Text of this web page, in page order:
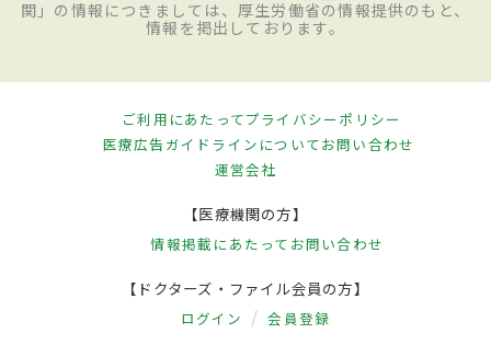
関」の情報につきましては、厚生労働省の情報提供のもと、
情報を掲出しております。
ご利用にあたってプライバシーポリシー
医療広告ガイドラインについてお問い合わせ
運営会社
【医療機関の方】
情報掲載にあたって お問い合わせ
【ドクターズ・ファイル会員の方】
ログイン 会員登録